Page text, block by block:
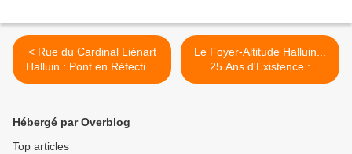
< Rue du Cardinal Liénart
Halluin : Pont en Réfection
en 2018 (suite 3).
Le Foyer-Altitude Halluin...
25 Ans d'Existence :
Historique 1/2 (de 1993 à
Hébergé par Overblog
Top articles